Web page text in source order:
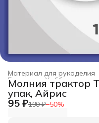
Материал для рукоделия
Хобби и
Главная ›
Молния трактор
упак, Айрис
95 ₽190 ₽−50%